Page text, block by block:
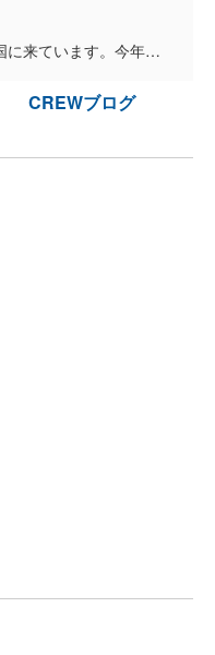
新賢範です！ 中国に来ています。今年は万龍スキー場で一足早くシーズンインしました！スキーブームのせいかとても混んでいますが、毎日楽しくスキーしています。後2日滑って帰国予定ですが、ここできっちり...
CREWブログ